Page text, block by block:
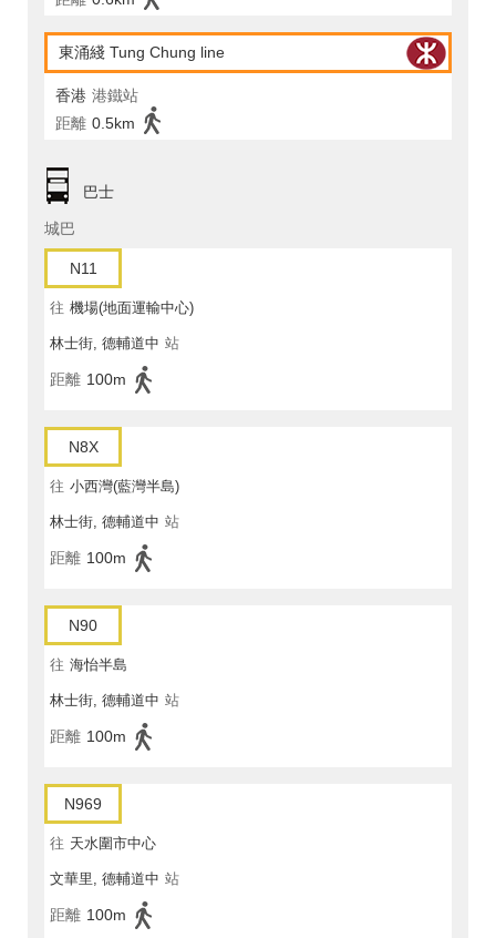
東涌綫 Tung Chung line
香港 港鐵站
距離 0.5km
巴士
城巴
N11
往 機場(地面運輸中心)
林士街, 德輔道中 站
距離 100m
N8X
往 小西灣(藍灣半島)
林士街, 德輔道中 站
距離 100m
N90
往 海怡半島
林士街, 德輔道中 站
距離 100m
N969
往 天水圍市中心
文華里, 德輔道中 站
距離 100m